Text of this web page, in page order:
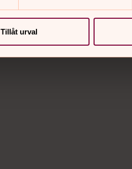
Tillåt urval
Hitta snabbt
Sidkarta